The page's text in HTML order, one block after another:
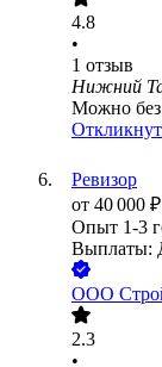
4.8
•
1 отзыв
Нижний
Можно
Ревизор
от 40 000 ₽
Опыт 1-3
Выплаты:
ООО
2.3
•